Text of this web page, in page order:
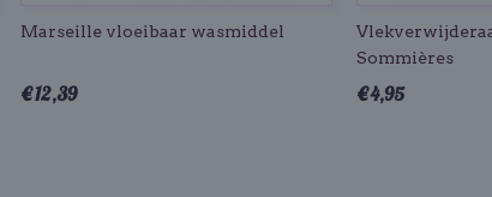
Marseille vloeibaar wasmiddel
€ 12,39
Sommières
€ 4,95